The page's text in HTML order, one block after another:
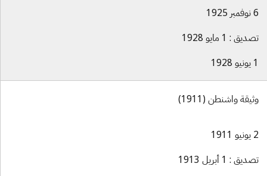
6 نوفمبر 1925
تصديق : 1 مايو 1928
1 يونيو 1928
وثيقة واشنطن (1911)
2 يونيو 1911
تصديق : 1 أبريل 1913